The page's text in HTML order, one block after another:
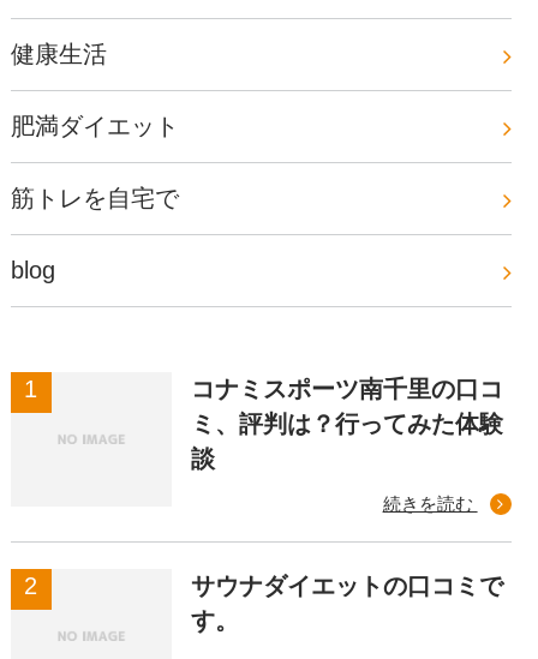
健康生活
肥満ダイエット
筋トレを自宅で
blog
コナミスポーツ南千里の口コ
ミ、評判は？行ってみた体験
談
続きを読む
サウナダイエットの口コミで
す。